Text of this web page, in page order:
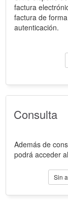
factura
factura de
autenticación.
Consulta
Además de
podrá acceder
Sin